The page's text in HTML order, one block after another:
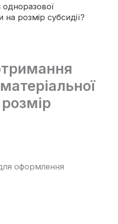
розмір субсидії?
оформлення